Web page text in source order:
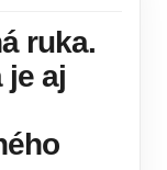
ruka.
je aj